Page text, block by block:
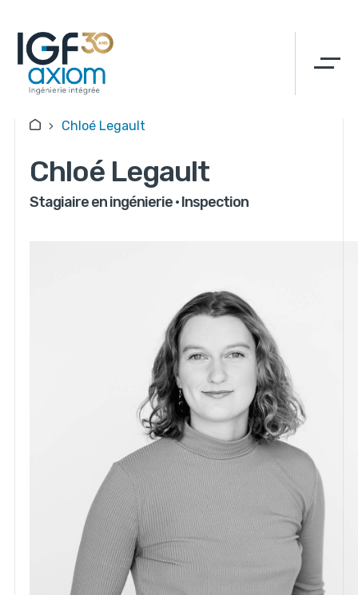
Chloé Legault
Chloé Legault
Stagiaire en ingénierie • Inspection